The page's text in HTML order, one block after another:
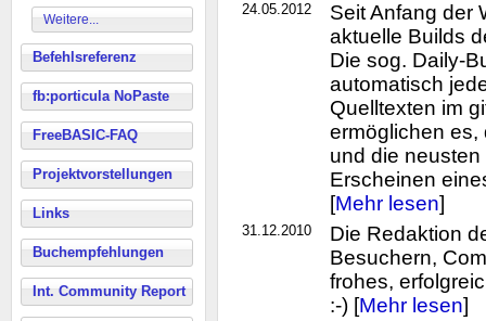
Weitere...
Befehlsreferenz
fb:porticula NoPaste
FreeBASIC-FAQ
Projektvorstellungen
Links
Buchempfehlungen
Int. Community Report
24.05.2012
Seit Anfang der
aktuelle Builds
Die sog. Daily-
automatisch
Quelltexten im
ermöglichen es,
und die
Erscheinen
[Mehr lesen]
31.12.2010
Die Redaktion
Besuchern,
frohes,
:-) [Mehr lesen]